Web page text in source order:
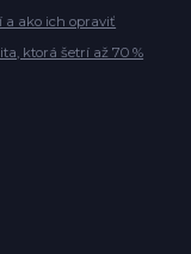
a ako ich opraviť
ktorá šetrí až 70 %